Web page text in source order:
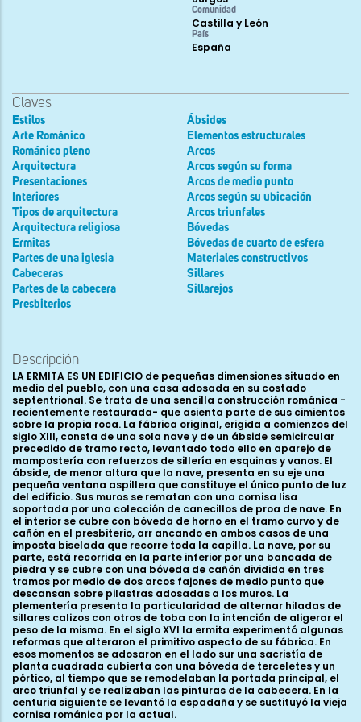
Comunidad
Castilla y León
País
España
Claves
Estilos
Arte Románico
Románico pleno
Arquitectura
Presentaciones
Interiores
Tipos de arquitectura
Arquitectura religiosa
Ermitas
Partes de una iglesia
Cabeceras
Partes de la cabecera
Presbiterios
Ábsides
Elementos estructurales
Arcos
Arcos según su forma
Arcos de medio punto
Arcos según su ubicación
Arcos triunfales
Bóvedas
Bóvedas de cuarto de esfera
Materiales constructivos
Sillares
Sillarejos
Descripción
LA ERMITA ES UN EDIFICIO de pequeñas dimensiones situado en
medio del pueblo, con una casa adosada en su costado
septentrional. Se trata de una sencilla construcción románica -
recientemente restaurada- que asienta parte de sus cimientos
sobre la propia roca. La fábrica original, erigida a comienzos del
siglo XIII, consta de una sola nave y de un ábside semicircular
precedido de tramo recto, levantado todo ello en aparejo de
mampostería con refuerzos de sillería en esquinas y vanos. El
ábside, de menor altura que la nave, presenta en su eje una
pequeña ventana aspillera que constituye el único punto de luz
del edificio. Sus muros se rematan con una cornisa lisa
soportada por una colección de canecillos de proa de nave. En
el interior se cubre con bóveda de horno en el tramo curvo y de
cañón en el presbiterio, arr ancando en ambos casos de una
imposta biselada que recorre toda la capilla. La nave, por su
parte, está recorrida en la parte inferior por una bancada de
piedra y se cubre con una bóveda de cañón dividida en tres
tramos por medio de dos arcos fajones de medio punto que
descansan sobre pilastras adosadas a los muros. La
plementería presenta la particularidad de alternar hiladas de
sillares calizos con otros de toba con la intención de aligerar el
peso de la misma. En el siglo XVI la ermita experimentó algunas
reformas que alteraron el primitivo aspecto de su fábrica. En
esos momentos se adosaron en el lado sur una sacristía de
planta cuadrada cubierta con una bóveda de terceletes y un
pórtico, al tiempo que se remodelaban la portada principal, el
arco triunfal y se realizaban las pinturas de la cabecera. En la
centuria siguiente se levantó la espadaña y se sustituyó la vieja
cornisa románica por la actual.